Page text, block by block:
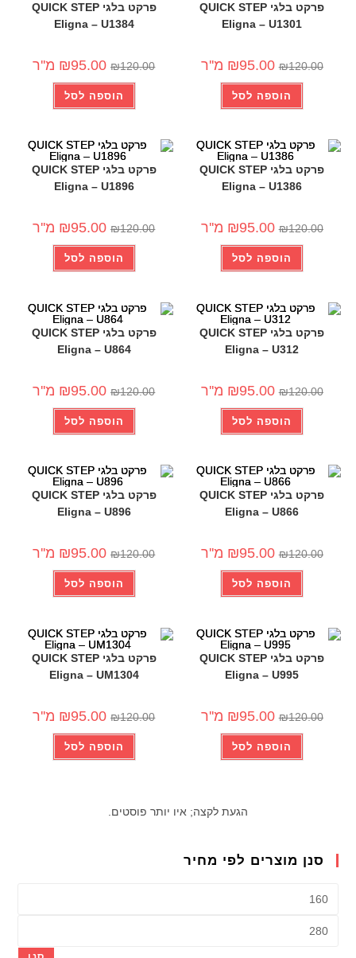
פרקט בלגי QUICK STEP
Eligna – U1301
₪120.00
₪95.00 מ''ר
הוספה לסל
פרקט בלגי QUICK STEP
Eligna – U1384
₪120.00
₪95.00 מ''ר
הוספה לסל
פרקט בלגי QUICK STEP
Eligna – U1386
₪120.00
₪95.00 מ''ר
הוספה לסל
פרקט בלגי QUICK STEP
Eligna – U1896
₪120.00
₪95.00 מ''ר
הוספה לסל
פרקט בלגי QUICK STEP
Eligna – U312
₪120.00
₪95.00 מ''ר
הוספה לסל
פרקט בלגי QUICK STEP
Eligna – U864
₪120.00
₪95.00 מ''ר
הוספה לסל
פרקט בלגי QUICK STEP
Eligna – U866
₪120.00
₪95.00 מ''ר
הוספה לסל
פרקט בלגי QUICK STEP
Eligna – U896
₪120.00
₪95.00 מ''ר
הוספה לסל
פרקט בלגי QUICK STEP
Eligna – U995
₪120.00
₪95.00 מ''ר
הוספה לסל
פרקט בלגי QUICK STEP
Eligna – UM1304
₪120.00
₪95.00 מ''ר
הוספה לסל
הגעת לקצה; איו יותר פוסטים.
סנן מוצרים לפי מחיר